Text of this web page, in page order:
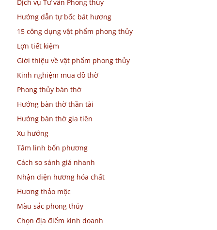
Dịch vụ Tư vấn Phong thủy
Hướng dẫn tự bốc bát hương
15 công dụng vật phẩm phong thủy
Lợn tiết kiệm
Giới thiệu về vật phẩm phong thủy
Kinh nghiệm mua đồ thờ
Phong thủy bàn thờ
Hướng bàn thờ thần tài
Hướng bàn thờ gia tiên
Xu hướng
Tâm linh bốn phương
Cách so sánh giá nhanh
Nhận diện hương hóa chất
Hương thảo mộc
Màu sắc phong thủy
Chọn địa điểm kinh doanh